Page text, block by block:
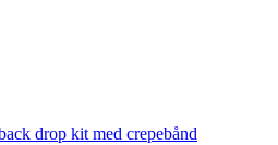
drop kit med crepebånd